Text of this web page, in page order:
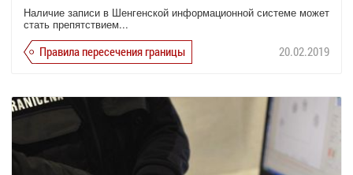
Наличие записи в Шенгенской информационной системе может
стать препятствием...
Правила пересечения границы 20.02.2019